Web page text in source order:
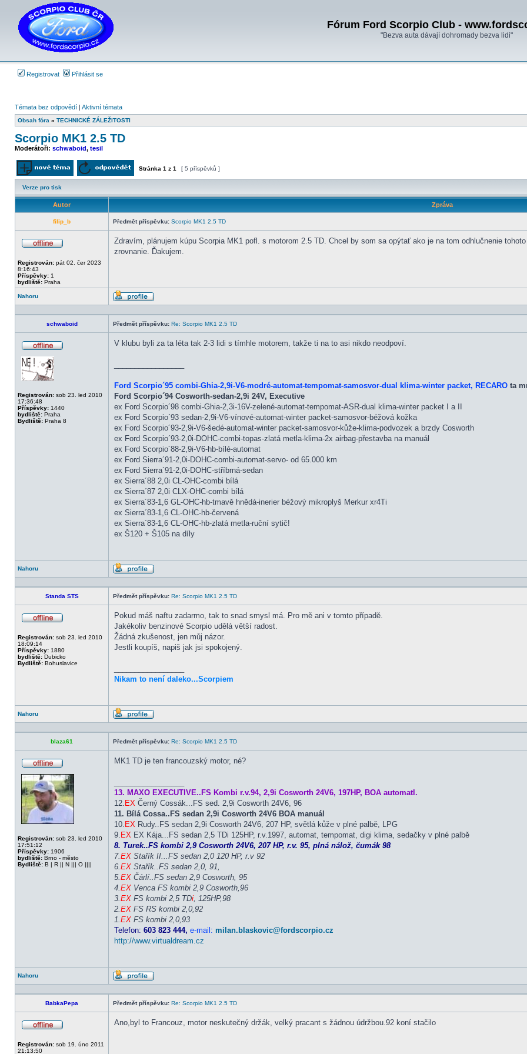
Fórum Ford Scorpio Club -
"Bezva auta dávají dohromady bezva lidi"
Registrovat Přihlásit se
Témata bez odpovědí | Aktivní témata
Obsah fóra » TECHNICKÉ ZÁLEŽITOSTI
Scorpio MK1 2.5 TD
Moderátoři: schwaboid, tesil
Odeslat nové téma Odpovědět na téma
Stránka 1 z 1 [ 5 příspěvků ]
Verze pro tisk
Autor Zpráva
filip_b Předmět příspěvku: Scorpio MK1 2.5 TD
Registrován: pát 02. čer 2023
8:16:43
Příspěvky: 1
bydliště: Praha
Zdravím, plánujem kúpu Scorpia MK1 pofl. s motorom 2.5 TD. Chcel by som sa opýtať ako je na tom odhlučnenie
zrovnanie. Ďakujem.
Nahoru
Profil
schwaboid
Předmět příspěvku: Re: Scorpio MK1 2.5 TD
Registrován: sob 23. led 2010
17:36:48
Příspěvky: 1440
bydliště: Praha
Bydliště: Praha 8
V klubu byli za ta léta tak 2-3 lidi s tímhle motorem, takže ti na to asi nikdo neodpoví.
Ford Scorpio´95 combi-Ghia-2,9i-V6-modré-automat-tempomat-samosvor-dual klima-winter packet, RECARO ta
Ford Scorpio´94 Cosworth-sedan-2,9i 24V, Executive
ex Ford Scorpio´98 combi-Ghia-2,3i-16V-zelené-automat-tempomat-ASR-dual klima-winter packet I a II
ex Ford Scorpio´93 sedan-2,9i-V6-vínové-automat-winter packet-samosvor-béžová kožka
ex Ford Scorpio´93-2,9i-V6-šedé-automat-winter packet-samosvor-kůže-klima-podvozek a brzdy Cosworth
ex Ford Scorpio´93-2,0i-DOHC-combi-topas-zlatá metla-klima-2x airbag-přestavba na manuál
ex Ford Scorpio´88-2,9i-V6-hb-bílé-automat
ex Ford Sierra´91-2,0i-DOHC-combi-automat-servo- od 65.000 km
ex Ford Sierra´91-2,0i-DOHC-stříbrná-sedan
ex Sierra´88 2,0i CL-OHC-combi bílá
ex Sierra´87 2,0i CLX-OHC-combi bílá
ex Sierra´83-1,6 GL-OHC-hb-tmavě hnědá-inerier béžový mikroplyš Merkur xr4Ti
ex Sierra´83-1,6 CL-OHC-hb-červená
ex Sierra´83-1,6 CL-OHC-hb-zlatá metla-ruční sytič!
ex Š120 + Š105 na díly
Nahoru
Profil
Standa STS
Předmět příspěvku: Re: Scorpio MK1 2.5 TD
Registrován: sob 23. led 2010
18:09:14
Příspěvky: 1880
bydliště: Dubicko
Bydliště: Bohuslavice
Pokud máš naftu zadarmo, tak to snad smysl má. Pro mě ani v tomto případě.
Jakékoliv benzinové Scorpio udělá větší radost.
Žádná zkušenost, jen můj názor.
Jestli koupíš, napiš jak jsi spokojený.
Nikam to není daleko...Scorpiem
Nahoru
Profil
blaza61
Předmět příspěvku: Re: Scorpio MK1 2.5 TD
Registrován: sob 23. led 2010
17:51:12
Příspěvky: 1906
bydliště: Brno - město
Bydliště: B | R || N ||| O ||||
MK1 TD je ten francouzský motor, né?
13. MAXO EXECUTIVE..FS Kombi r.v.94, 2,9i Cosworth 24V6, 197HP, BOA automatl.
12. EX Černý Cossák...FS sed. 2,9i Cosworth 24V6, 96
11. Bílá Cossa..FS sedan 2,9i Cosworth 24V6 BOA manuál
10. EX Rudy..FS sedan 2,9i Cosworth 24V6, 207 HP, světlá kůže v plné palbě, LPG
9. EX EX Kája...FS sedan 2,5 TDi 125HP, r.v.1997, automat, tempomat, digi klima, sedačky v plné palbě
8. Turek..FS kombi 2,9 Cosworth 24V6, 207 HP, r.v. 95, plná nálož, čumák 98
7.EX Stařík II...FS sedan 2,0 120 HP, r.v 92
6.EX Stařík..FS sedan 2,0, 91,
5.EX Čárlí..FS sedan 2,9 Cosworth, 95
4.EX Venca FS kombi 2,9 Cosworth,96
3.EX FS kombi 2,5 TDi, 125HP,98
2.EX FS RS kombi 2,0,92
1.EX FS kombi 2,0,93
Telefon: 603 823 444, e-mail: milan.blaskovic@fordscorpio.cz
http://www.virtualdream.cz
Nahoru
Profil
BabkaPepa
Předmět příspěvku: Re: Scorpio MK1 2.5 TD
Registrován: sob 19. úno 2011
21:13:50
Ano,byl to Francouz, motor neskutečný držák, velký pracant s žádnou údržbou.92 koní stačilo